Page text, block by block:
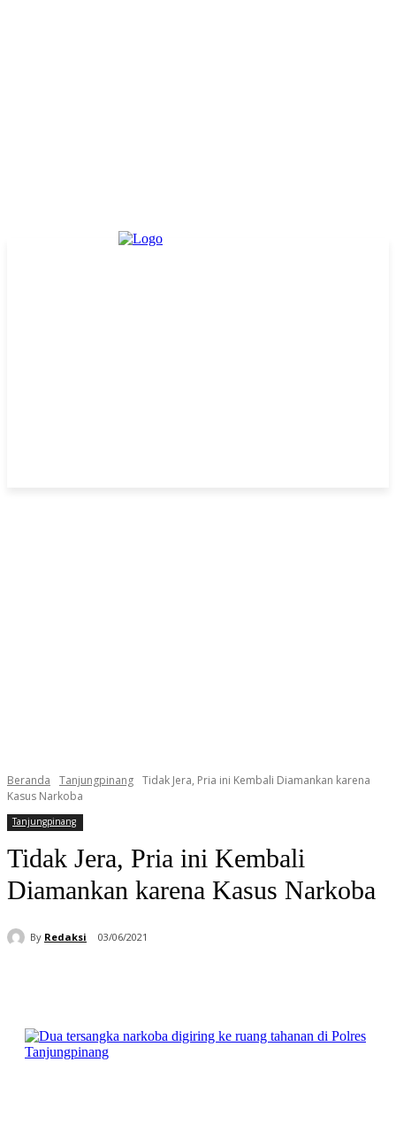
Beranda Tanjungpinang Tidak Jera, Pria ini Kembali Diamankan karena
Kasus Narkoba
Tanjungpinang
Tidak Jera, Pria ini Kembali
Diamankan karena Kasus Narkoba
By Redaksi 03/06/2021